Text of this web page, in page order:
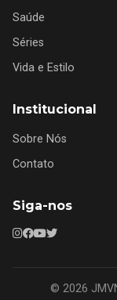
Saúde
Séries
Vida e Estilo
Institucional
Sobre Nós
Contato
Siga-nos
© 2026